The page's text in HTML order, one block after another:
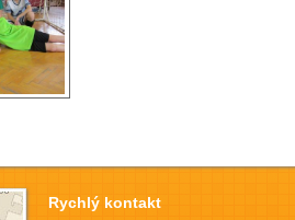
Rychlý kontakt